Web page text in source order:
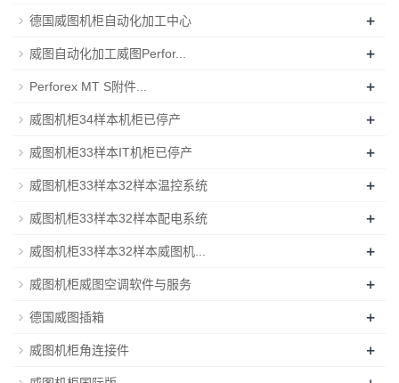
德国威图机柜自动化加工中心 +
威图自动化加工威图Perfor... +
Perforex MT S附件... +
威图机柜34样本机柜已停产 +
威图机柜33样本IT机柜已停产 +
威图机柜33样本32样本温控系统 +
威图机柜33样本32样本配电系统 +
威图机柜33样本32样本威图机... +
威图机柜威图空调软件与服务 +
德国威图插箱 +
威图机柜角连接件 +